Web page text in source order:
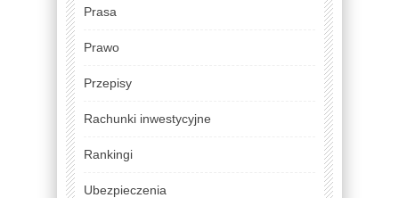
Prasa
Prawo
Przepisy
Rachunki inwestycyjne
Rankingi
Ubezpieczenia